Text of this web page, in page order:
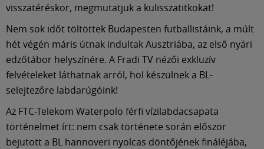
visszatéréskor, megmutatjuk a kulisszatitkokat!
Nem sok időt töltöttek Budapesten futballistáink, a múlt
hét végén máris útnak indultak Ausztriába, az első nyári
edzőtábor helyszínére. A Fradi TV nézői exkluzív
felvételeket láthatnak arról, hol készülnek a BL-
selejtezőre labdarúgóink!
Az FTC-Telekom Waterpolo férfi vízilabdacsapata
történelmet írt: nem csak története során először
bejutott a BL hannoveri nyolcas döntőjének fináléjába,
English